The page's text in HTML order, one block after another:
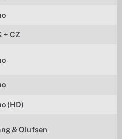
+ CZ
(HD)
& Olufsen